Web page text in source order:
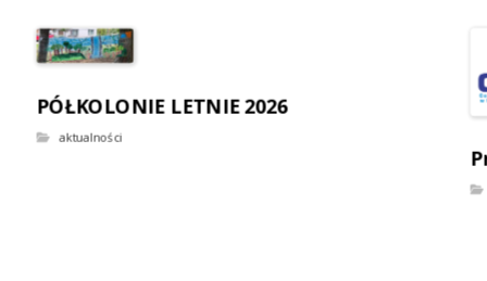
PÓŁKOLONIE LETNIE 2026
aktualności